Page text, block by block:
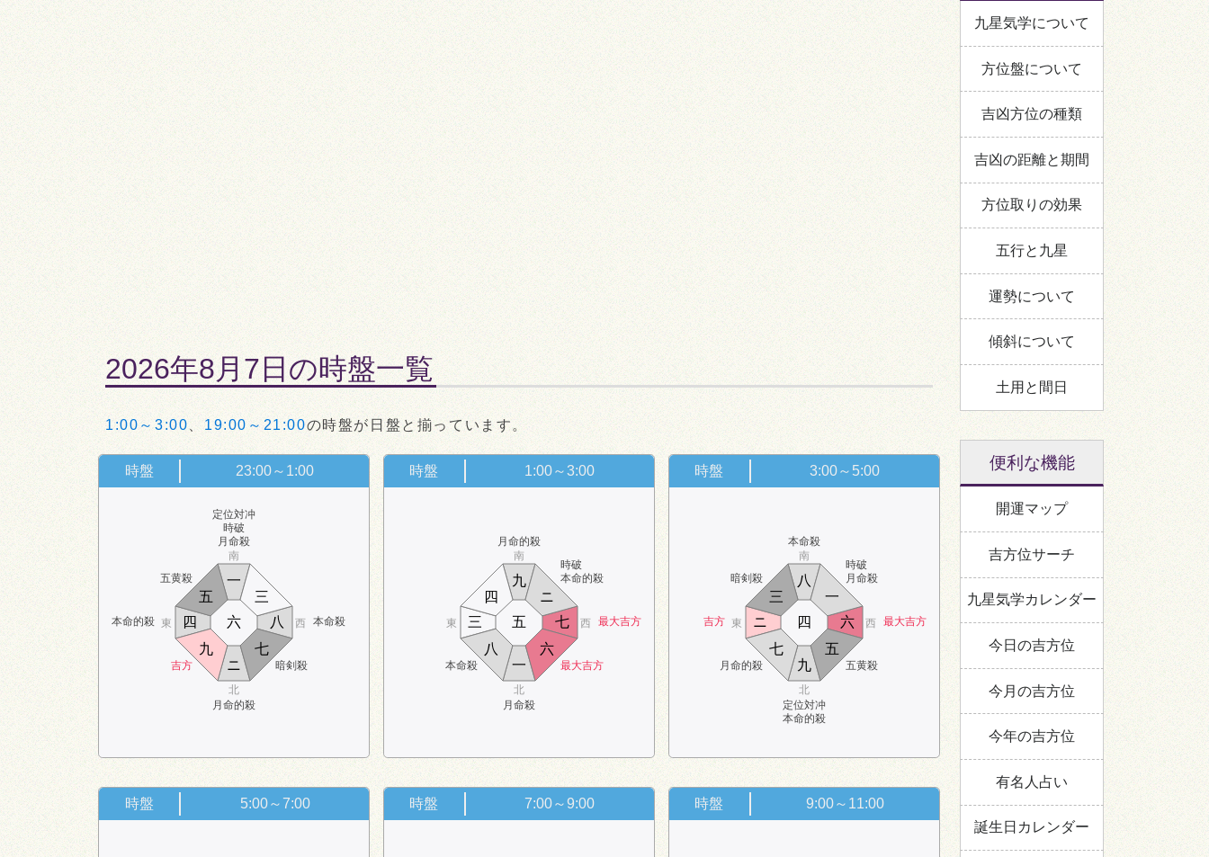
2026年8月7日の時盤一覧
1:00～3:00 19:00～21:00の時盤が日盤と揃っています。
時盤 23:00～1:00
五黄殺
定位対冲
時破
月命殺
本命的殺 本命殺
吉方
月命的殺
暗剣殺
南
北
東 西
ニ
三
四
五
六
七
八
九
一
時盤 1:00～3:00
月命的殺
時破
本命的殺
最大吉方
本命殺
月命殺
最大吉方
南
北
東 西
一
ニ
三
四
五
六
七
八
九
時盤 3:00～5:00
暗剣殺
本命殺
時破
月命殺
吉方 最大吉方
月命的殺
定位対冲
本命的殺
五黄殺
南
北
東 西
九
一
ニ
三
四
五
六
七
八
時盤 5:00～7:00 時盤 7:00～9:00 時盤 9:00～11:00
九星気学について
方位盤について
吉凶方位の種類
吉凶の距離と期間
方位取りの効果
五行と九星
運勢について
傾斜について
土用と間日
便利な機能
開運マップ
吉方位サーチ
九星気学カレンダー
今日の吉方位
今月の吉方位
今年の吉方位
有名人占い
誕生日カレンダー